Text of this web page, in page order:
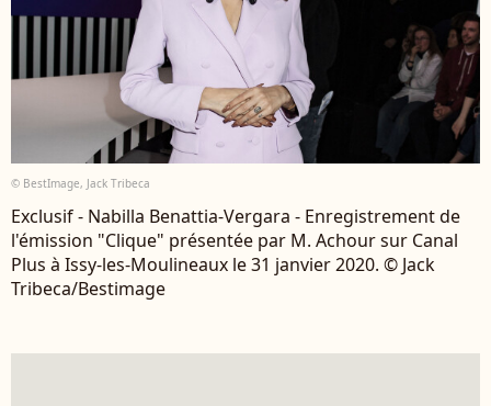
© BestImage, Jack Tribeca
Exclusif - Nabilla Benattia-Vergara - Enregistrement de
l'émission "Clique" présentée par M. Achour sur Canal
Plus à Issy-les-Moulineaux le 31 janvier 2020. © Jack
Tribeca/Bestimage